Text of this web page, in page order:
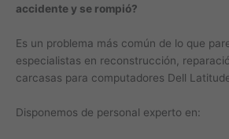
accidente y se rompió?
Es un problema más común de lo que
especialistas en reconstrucción,
carcasas para computadores Dell
Disponemos de personal experto en: